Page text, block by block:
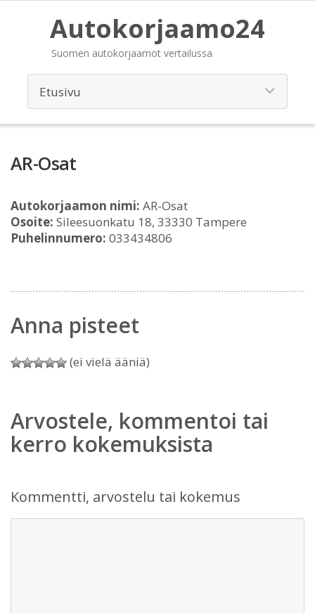
Autokorjaamo24
Suomen autokorjaamot vertailussa
AR-Osat
Autokorjaamon nimi: AR-Osat
Osoite: Sileesuonkatu 18, 33330 Tampere
Puhelinnumero: 033434806
Anna pisteet
(ei vielä ääniä)
Arvostele, kommentoi tai
kerro kokemuksista
Kommentti, arvostelu tai kokemus